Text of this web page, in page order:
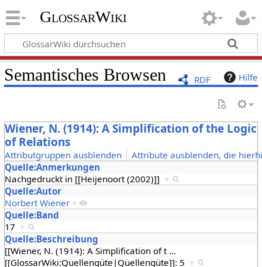
GlossarWiki
RDF Hilfe
Semantisches Browsen
Wiener, N. (1914): A Simplification of the Logic
of Relations
Attributgruppen ausblenden
Attribute ausblenden, die
Quelle:Anmerkungen
Nachgedruckt in [[Heijenoort (2002)]] +
Quelle:Autor
Norbert Wiener +
Quelle:Band
17 +
Quelle:Beschreibung
[[Wiener, N. (1914): A Simplification of t…
[[GlossarWiki:Quellengüte|Quellengüte]]: 5 +